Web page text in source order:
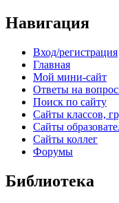
Навигация
Вход/регистрация
Главная
Мой мини-сайт
Ответы на
Поиск по сайту
Сайты классов,
Сайты
Сайты коллег
Форумы
Библиотека